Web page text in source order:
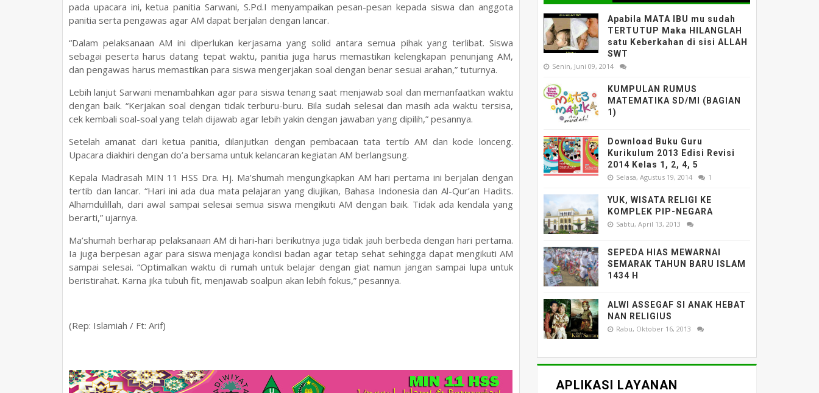
pada upacara ini, ketua panitia Sarwani, S.Pd.I menyampaikan pesan-pesan kepada siswa dan anggota
panitia serta pengawas agar AM dapat berjalan dengan lancar.
“Dalam pelaksanaan AM ini diperlukan kerjasama yang solid antara semua pihak yang terlibat. Siswa
sebagai peserta harus datang tepat waktu, panitia juga harus memastikan kelengkapan penunjang AM,
dan pengawas harus memastikan para siswa mengerjakan soal dengan benar sesuai arahan,” tuturnya.
Lebih lanjut Sarwani menambahkan agar para siswa tenang saat menjawab soal dan memanfaatkan waktu
dengan baik. “Kerjakan soal dengan tidak terburu-buru. Bila sudah selesai dan masih ada waktu tersisa,
cek kembali soal-soal yang telah dijawab agar lebih yakin dengan jawaban yang dipilih,” pesannya.
Setelah amanat dari ketua panitia, dilanjutkan dengan pembacaan tata tertib AM dan kode lonceng.
Upacara diakhiri dengan do’a bersama untuk kelancaran kegiatan AM berlangsung.
Kepala Madrasah MIN 11 HSS Dra. Hj. Ma’shumah mengungkapkan AM hari pertama ini berjalan dengan
tertib dan lancar. “Hari ini ada dua mata pelajaran yang diujikan, Bahasa Indonesia dan Al-Qur’an Hadits.
Alhamdulillah, dari awal sampai selesai semua siswa mengikuti AM dengan baik. Tidak ada kendala yang
berarti,” ujarnya.
Ma’shumah berharap pelaksanaan AM di hari-hari berikutnya juga tidak jauh berbeda dengan hari pertama.
Ia juga berpesan agar para siswa menjaga kondisi badan agar tetap sehat sehingga dapat mengikuti AM
sampai selesai. “Optimalkan waktu di rumah untuk belajar dengan giat namun jangan sampai lupa untuk
beristirahat. Karna jika tubuh fit, menjawab soalpun akan lebih fokus,” pesannya.
(Rep: Islamiah / Ft: Arif)
Apabila MATA IBU mu sudah
TERTUTUP Maka HILANGLAH
satu Keberkahan di sisi ALLAH
SWT
Senin, Juni 09, 2014
KUMPULAN RUMUS
MATEMATIKA SD/MI (BAGIAN
1)
Download Buku Guru
Kurikulum 2013 Edisi Revisi
2014 Kelas 1, 2, 4, 5
Selasa, Agustus 19, 2014 1
YUK, WISATA RELIGI KE
KOMPLEK PIP-NEGARA
Sabtu, April 13, 2013
SEPEDA HIAS MEWARNAI
SEMARAK TAHUN BARU ISLAM
1434 H
ALWI ASSEGAF SI ANAK HEBAT
NAN RELIGIUS
Rabu, Oktober 16, 2013
APLIKASI LAYANAN